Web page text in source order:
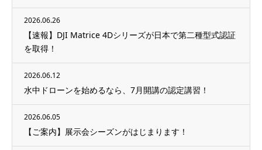
2026.06.26
【速報】DJI Matrice 4Dシリーズが日本で第二種型式認証
を取得！
2026.06.12
水中ドローンを始めるなら、7月開講の認定講習！
2026.06.05
【ご案内】展示会シーズンがはじまります！